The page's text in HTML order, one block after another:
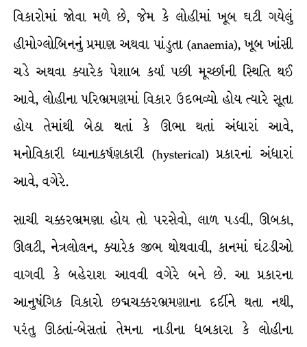
વિકારોમાં જોવા મળે છે, જેમ કે લોહીમાં ખૂબ ઘટી ગયેલું
હીમોગ્લોબિનનું પ્રમાણ અથવા પાંડુતા (anaemia), ખૂબ ખાંસી
ચડે અથવા ક્યારેક પેશાબ કર્યા પછી મૂર્ચ્છાની સ્થિતિ થઈ
આવે, લોહીના પરિભ્રમણમાં વિકાર ઉદભવ્યો હોય ત્યારે સૂતા
હોય તેમાંથી બેઠા થતાં કે ઊભા થતાં અંધારાં આવે,
મનોવિકારી ધ્યાનાકર્ષણકારી (hysterical) પ્રકારનાં અંધારાં
આવે, વગેરે.
સાચી ચક્કરભ્રમણા હોય તો પરસેવો, લાળ પડવી, ઊબકા,
ઊલટી, નેત્રલોલન, ક્યારેક જીભ થોથવાવી, કાનમાં ઘંટડીઓ
વાગવી કે બહેરાશ આવવી વગેરે બને છે. આ પ્રકારના
આનુષંગિક વિકારો છદ્મચક્કરભ્રમણાના દર્દીને થતા નથી,
પરંતુ ઊઠતાં-બેસતાં તેમના નાડીના ધબકારા કે લોહીના